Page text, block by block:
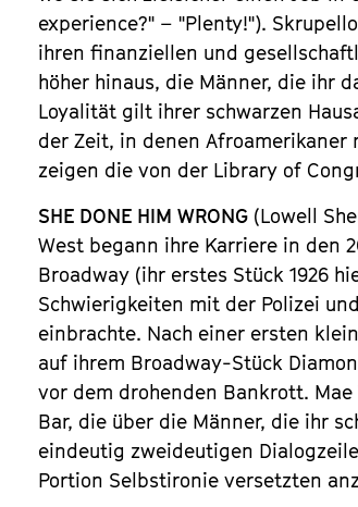
experience?" – "Plenty!").
ihren finanziellen und
höher hinaus, die Männer, die ihr
Loyalität gilt ihrer schwarzen
der Zeit, in denen
zeigen die von der Library of
SHE DONE HIM WRONG (Lowell
West begann ihre Karriere in den
Broadway (ihr erstes Stück 1926
Schwierigkeiten mit der Polizei
einbrachte. Nach einer ersten
auf ihrem Broadway-Stück
vor dem drohenden Bankrott.
Bar, die über die Männer, die ihr
eindeutig zweideutigen
Portion Selbstironie versetzten